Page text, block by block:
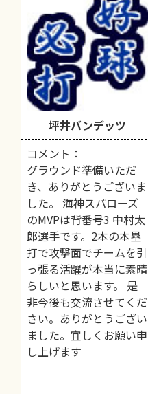
坪井バンデッツ
コメント：
グラウンド準備いただ
き、ありがとうございま
した。 海神スパローズ
のMVPは背番号3 中村太
郎選手です。2本の本塁
打で攻撃面でチームを引
っ張る活躍が本当に素晴
らしいと思います。 是
非今後も交流させてくだ
さい。ありがとうござい
ました。宜しくお願い申
し上げます